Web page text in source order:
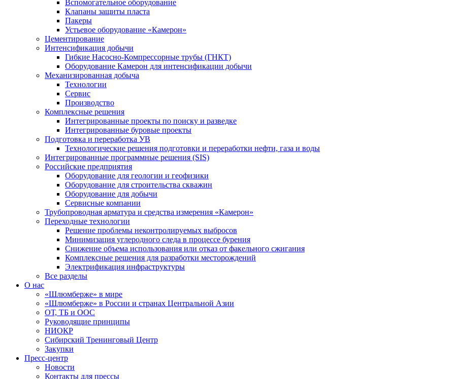
Вспомогательное оборудование
Клапаны защиты пласта
Пакеры
Устьевое оборудование «Камерон»
Цементирование
Интенсификация добычи
Гибкие Насосно-Компрессорные трубы (ГНКТ)
Оборудование Камерон для интенсификации добычи
Механизированная добыча
Технологии
Сервис
Производство
Комплексные решения
Интегрированные проекты по поиску и разведке
Интегрированные буровые проекты
Подготовка и переработка УВ
Технологические решения подготовки и переработки нефти, газа и воды
Интегрированные программные решения (SIS)
Российские предприятия
Оборудование для геологии и геофизики
Оборудование для строительства скважин
Оборудование для добычи
Сервисные компании
Трубопроводная арматура и средства измерения «Камерон»
Переходные технологии
Решение проблемы неконтролируемых выбросов
Минимизация углеродного следа в процессе бурения
Снижение объема использования или отказ от факельного сжигания
Комплексные решения для разработки месторождений
Электрификация инфраструктуры
Все разделы
О нас
«Шлюмберже» в мире
«Шлюмберже» в России и странах Центральной Азии
ОТ, ТБ и ООС
Руководящие принципы
НИОКР
Сибирский Тренинговый Центр
Закупки
Пресс-центр
Новости
Контакты для прессы